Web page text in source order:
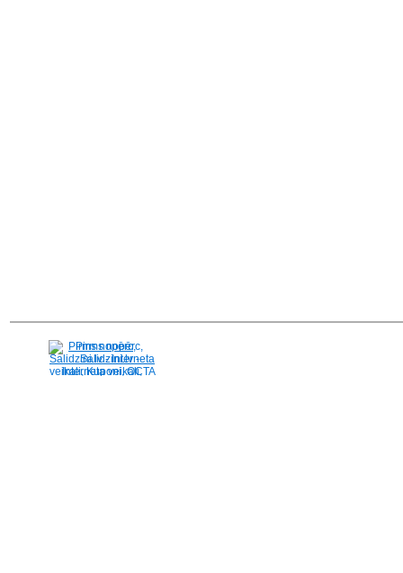
Pirms nopērc,
Salidzini.lv - Interneta
veikali, Kuponi, OCTA